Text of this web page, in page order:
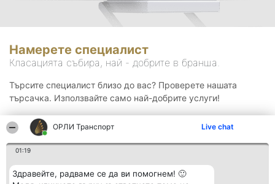
ОРЛИ Транспорт Live chat
01:19
Здравейте, радваме се да ви помогнем! 🙂
Намерете специалист
Класацията събира, най - добрите в бранша.
Търсите специалист близо до вас? Проверете нашата
търсачка. Използвайте само най-добрите услуги!